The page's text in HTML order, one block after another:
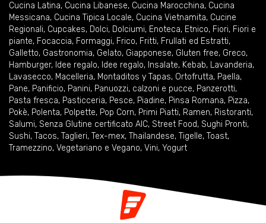
Cucina Latina, Cucina Libanese, Cucina Marocchina, Cucina
Messicana, Cucina Tipica Locale, Cucina Vietnamita, Cucine
Regionali, Cupcakes, Dolci, Dolciumi, Enoteca, Etnico, Fiori, Fiori e
piante, Focaccia, Formaggi, Frico, Fritti, Frullati ed Estratti,
Galletto, Gastronomia, Gelato, Giapponese, Gluten free, Greco,
Hamburger, Idee regalo, Idee regalo, Insalate, Kebab, Lavanderia,
Lavasecco, Macelleria, Montaditos y Tapas, Ortofrutta, Paella,
Pane, Panificio, Panini, Panuozzi, calzoni e pucce, Panzerotti,
Pasta fresca, Pasticceria, Pesce, Piadine, Pinsa Romana, Pizza,
Pokè, Polenta, Polpette, Pop Corn, Primi Piatti, Ramen, Ristoranti,
Salumi, Senza Glutine certificato AIC, Street Food, Sughi Pronti,
Sushi, Tacos, Taglieri, Tex-mex, Thailandese, Tigelle, Toast,
Tramezzino, Vegetariano e Vegano, Vini, Yogurt